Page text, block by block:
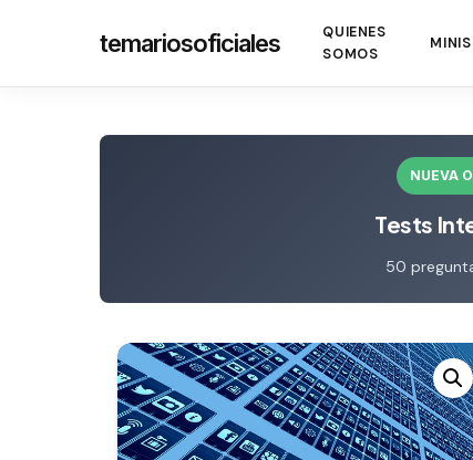
temariosoficiales
QUIENES
SOMOS
NUEVA
Tests
50